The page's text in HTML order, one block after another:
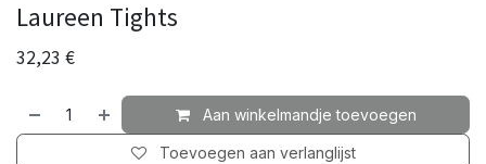
Laureen Tights
32,23 €
Aan winkelmandje toevoegen
Toevoegen aan verlanglijst